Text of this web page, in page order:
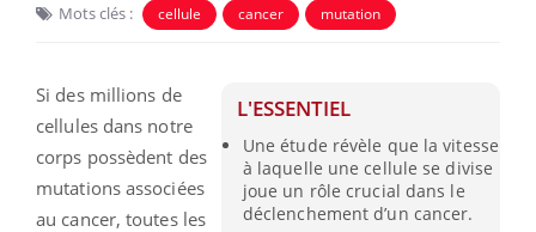
Mots clés : cellule cancer mutation
L'ESSENTIEL
Une étude révèle que la vitesse
à laquelle une cellule se divise
joue un rôle crucial dans le
déclenchement d’un cancer.
Si des millions de
cellules dans notre
corps possèdent des
mutations associées
au cancer, toutes les